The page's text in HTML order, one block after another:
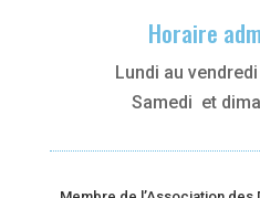
Horaire
Lundi au
Samedi et